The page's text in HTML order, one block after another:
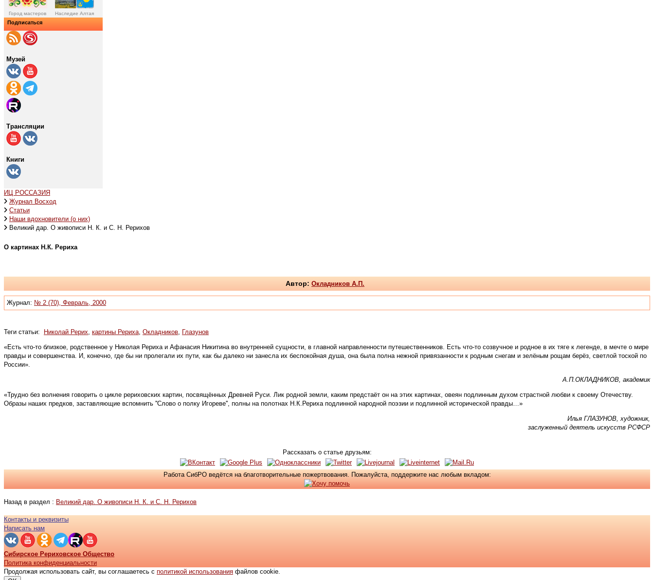
Город мастеров Наследие Алтая
Подписаться
Музей
Трансляции
Книги
ИЦ РОССАЗИЯ
Журнал Восход
Статьи
Наши вдохновители (о них)
Великий дар. О живописи Н. К. и С. Н. Рерихов
О картинах Н.К. Рериха
Автор: Окладников А.П.
Журнал: № 2 (70), Февраль, 2000
Теги статьи: Николай Рерих картины Рериха Окладников Глазунов
«Есть что-то близкое, родственное у Николая Рериха и Афанасия Никитина во внутренней сущности, в главной направленности путешественников. Есть что-то созвучное и родное в их тяге к легенде, в мечте о мире
правды и совершенства. И, конечно, где бы ни пролегали их пути, как бы далеко ни занесла их беспокойная душа, она была полна нежной привязанности к родным снегам и зелёным рощам берёз, светлой тоской по
России».
А.П.ОКЛАДНИКОВ, академик
«Трудно без волнения говорить о цикле рериховских картин, посвящённых Древней Руси. Лик родной земли, каким предстаёт он на этих картинах, овеян подлинным духом страстной любви к своему Отечеству.
Образы наших предков, заставляющие вспомнить ''Слово о полку Игореве'', полны на полотнах Н.К.Рериха подлинной народной поэзии и подлинной исторической правды…»
Илья ГЛАЗУНОВ, художник,
заслуженный деятель искусств РСФСР
Рассказать о статье друзьям:
Работа СибРО ведётся на благотворительные пожертвования. Пожалуйста, поддержите нас любым вкладом:
Назад в раздел : Великий дар. О живописи Н. К. и С. Н. Рерихов
Контакты и реквизиты
Написать нам
Сибирское Рериховское Общество
Политика конфиденциальности
Продолжая использовать сайт, вы соглашаетесь с политикой использования файлов cookie.